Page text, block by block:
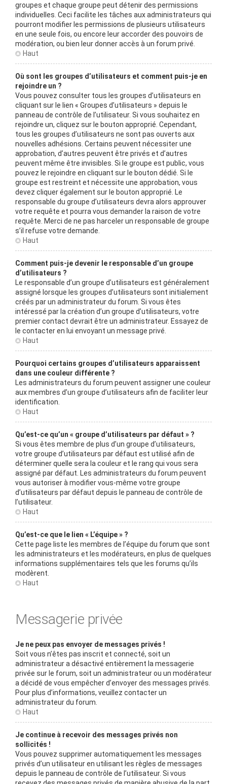
groupes et chaque groupe peut détenir des permissions
individuelles. Ceci facilite les tâches aux administrateurs qui
pourront modifier les permissions de plusieurs utilisateurs
en une seule fois, ou encore leur accorder des pouvoirs de
modération, ou bien leur donner accès à un forum privé.
Haut
Où sont les groupes d’utilisateurs et comment puis-je en
rejoindre un ?
Vous pouvez consulter tous les groupes d’utilisateurs en
cliquant sur le lien « Groupes d’utilisateurs » depuis le
panneau de contrôle de l’utilisateur. Si vous souhaitez en
rejoindre un, cliquez sur le bouton approprié. Cependant,
tous les groupes d’utilisateurs ne sont pas ouverts aux
nouvelles adhésions. Certains peuvent nécessiter une
approbation, d’autres peuvent être privés et d’autres
peuvent même être invisibles. Si le groupe est public, vous
pouvez le rejoindre en cliquant sur le bouton dédié. Si le
groupe est restreint et nécessite une approbation, vous
devez cliquer également sur le bouton approprié. Le
responsable du groupe d’utilisateurs devra alors approuver
votre requête et pourra vous demander la raison de votre
requête. Merci de ne pas harceler un responsable de groupe
s’il refuse votre demande.
Haut
Comment puis-je devenir le responsable d’un groupe
d’utilisateurs ?
Le responsable d’un groupe d’utilisateurs est généralement
assigné lorsque les groupes d’utilisateurs sont initialement
créés par un administrateur du forum. Si vous êtes
intéressé par la création d’un groupe d’utilisateurs, votre
premier contact devrait être un administrateur. Essayez de
le contacter en lui envoyant un message privé.
Haut
Pourquoi certains groupes d’utilisateurs apparaissent
dans une couleur différente ?
Les administrateurs du forum peuvent assigner une couleur
aux membres d’un groupe d’utilisateurs afin de faciliter leur
identification.
Haut
Qu’est-ce qu’un « groupe d’utilisateurs par défaut » ?
Si vous êtes membre de plus d’un groupe d’utilisateurs,
votre groupe d’utilisateurs par défaut est utilisé afin de
déterminer quelle sera la couleur et le rang qui vous sera
assigné par défaut. Les administrateurs du forum peuvent
vous autoriser à modifier vous-même votre groupe
d’utilisateurs par défaut depuis le panneau de contrôle de
l’utilisateur.
Haut
Qu’est-ce que le lien « L’équipe » ?
Cette page liste les membres de l’équipe du forum que sont
les administrateurs et les modérateurs, en plus de quelques
informations supplémentaires tels que les forums qu’ils
modèrent.
Haut
Messagerie privée
Je ne peux pas envoyer de messages privés !
Soit vous n’êtes pas inscrit et connecté, soit un
administrateur a désactivé entièrement la messagerie
privée sur le forum, soit un administrateur ou un modérateur
a décidé de vous empêcher d’envoyer des messages privés.
Pour plus d’informations, veuillez contacter un
administrateur du forum.
Haut
Je continue à recevoir des messages privés non
sollicités !
Vous pouvez supprimer automatiquement les messages
privés d’un utilisateur en utilisant les règles de messages
depuis le panneau de contrôle de l’utilisateur. Si vous